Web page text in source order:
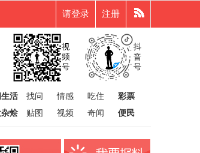
请登录 注册
活 找问 情感 吃住
彩票
烩
贴图 视频 奇闻 便民